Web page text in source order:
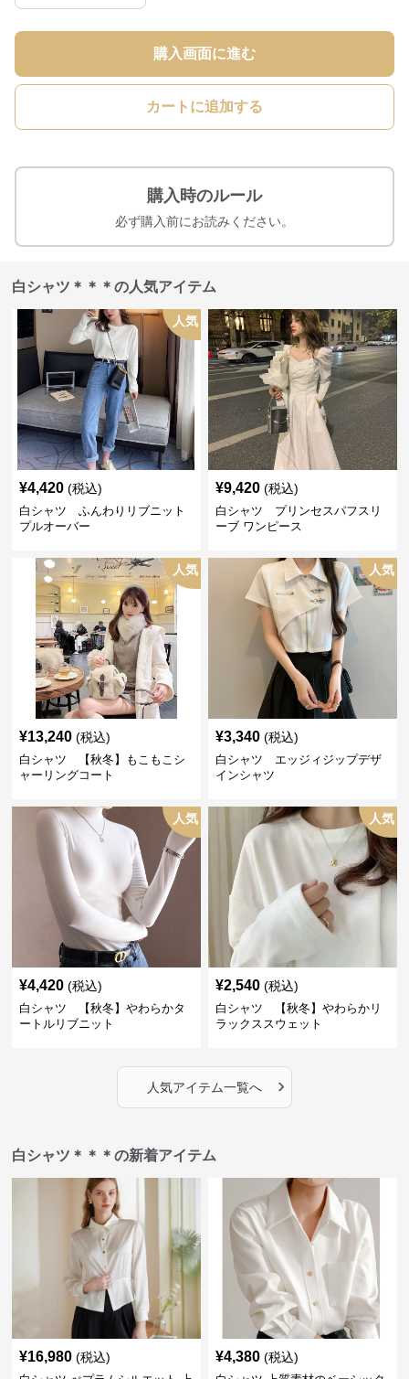
購入画面に進む
カートに追加する
購入時のルール
必ず購入前にお読みください。
白シャツ＊＊＊の人気アイテム
人気
¥4,420 (税込)
白シャツ ふんわりリブニット
プルオーバー
¥9,420 (税込)
白シャツ プリンセスパフスリ
ーブ ワンピース
人気
¥13,240 (税込)
白シャツ 【秋冬】もこもこシ
ャーリングコート
人気
¥3,340 (税込)
白シャツ エッジィジップデザ
インシャツ
人気
¥4,420 (税込)
白シャツ 【秋冬】やわらかタ
ートルリブニット
人気
¥2,540 (税込)
白シャツ 【秋冬】やわらかリ
ラックススウェット
人気アイテム一覧へ ›
白シャツ＊＊＊の新着アイテム
¥16,980 (税込) ¥4,380 (税込)